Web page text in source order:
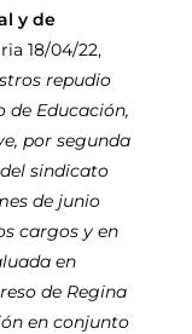
y de
18/04/22,
repudio
de Educación,
por segunda
sindicato
de junio
cargos y en
en
de Regina
en conjunto